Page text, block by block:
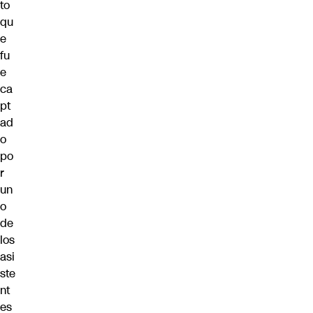
to
qu
e
fu
e
ca
pt
ad
o
po
r
un
o
de
los
asi
ste
nt
es